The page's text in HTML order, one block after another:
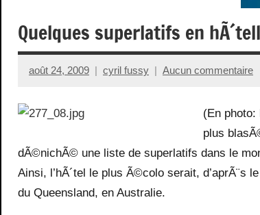
Quelques superlatifs en
août 24, 2009 cyril fussy Aucun commentaire
(En photo:
plus
dÃ©nichÃ© une liste de superlatifs dans le
Ainsi, l’hÃ´tel le plus Ã©colo serait, d’aprÃ¨s
du Queensland, en Australie.